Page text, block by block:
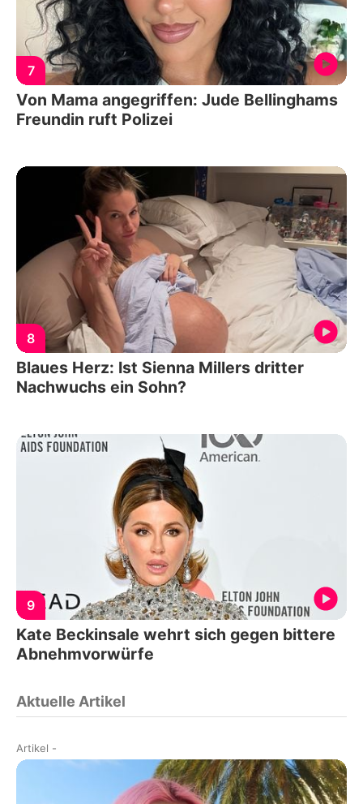
7
Von Mama angegriffen: Jude Bellinghams
Freundin ruft Polizei
8
Blaues Herz: Ist Sienna Millers dritter
Nachwuchs ein Sohn?
9
Kate Beckinsale wehrt sich gegen bittere
Abnehmvorwürfe
Aktuelle Artikel
Artikel -